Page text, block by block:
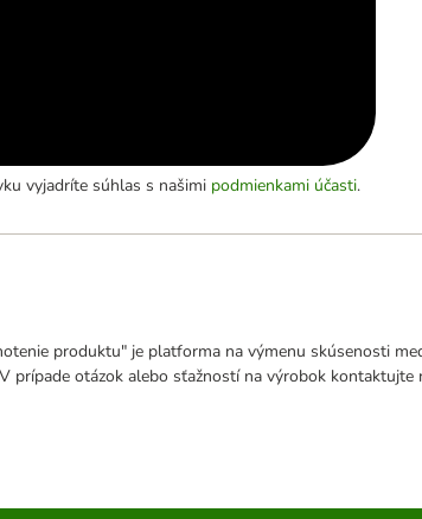
vyjadríte súhlas s našimi podmienkami účasti.
produktu" je platforma na výmenu skúsenosti
prípade otázok alebo sťažností na výrobok kontaktujte